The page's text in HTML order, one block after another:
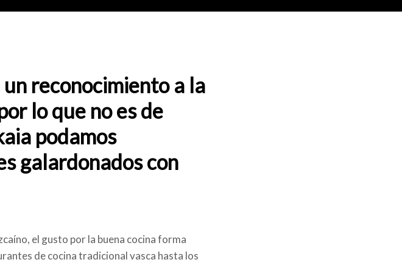
reconocimiento a la
lo que no es de
podamos
galardonados con
el gusto por la buena cocina forma
de cocina tradicional vasca hasta los